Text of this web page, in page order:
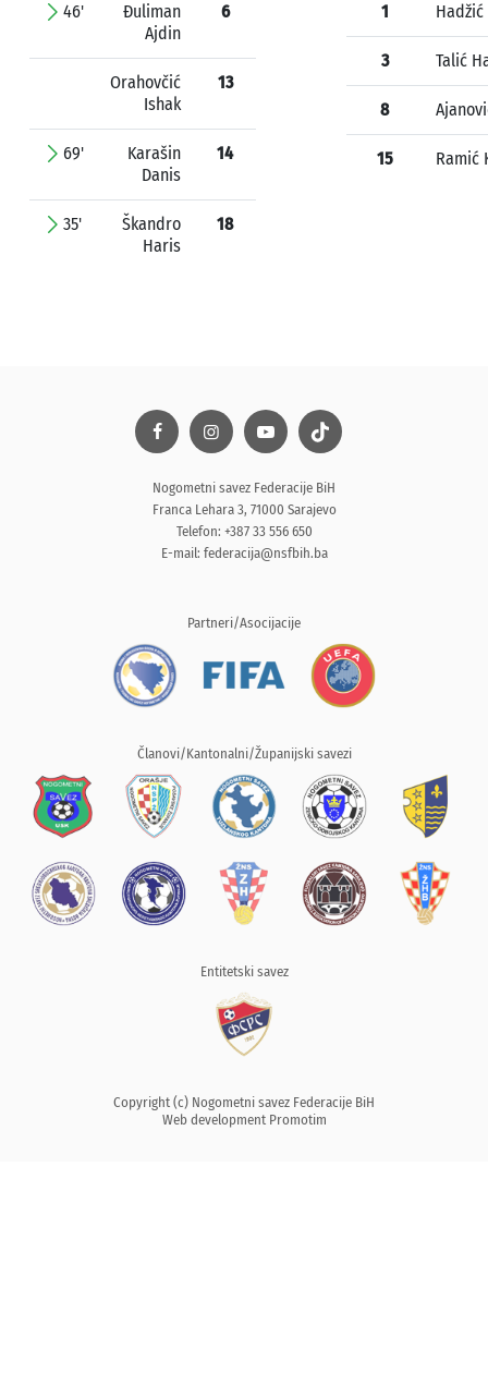
46'
Đuliman
Ajdin
6
Orahovčić
Ishak
13
69'
Karašin
Danis
14
35'
Škandro
Haris
18
1
3 Talić
8
15 Ramić
Nogometni savez Federacije BiH
Franca Lehara 3, 71000 Sarajevo
Telefon: +387 33 556 650
E-mail: federacija@nsfbih.ba
Partneri/Asocijacije
Članovi/Kantonalni/Županijski savezi
Entitetski savez
Copyright (c) Nogometni savez Federacije BiH
Web development Promotim